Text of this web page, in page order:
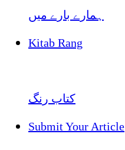
ہمارے بارے میں
Kitab Rang
کتاب رنگ
Submit Your Article